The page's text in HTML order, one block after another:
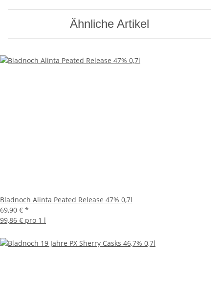
Ähnliche Artikel
Bladnoch Alinta Peated Release 47% 0,7l
69,90 € *
99,86 € pro 1 l